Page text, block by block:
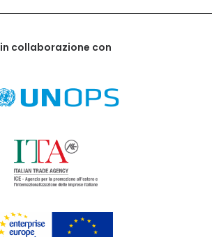
in collaborazione con